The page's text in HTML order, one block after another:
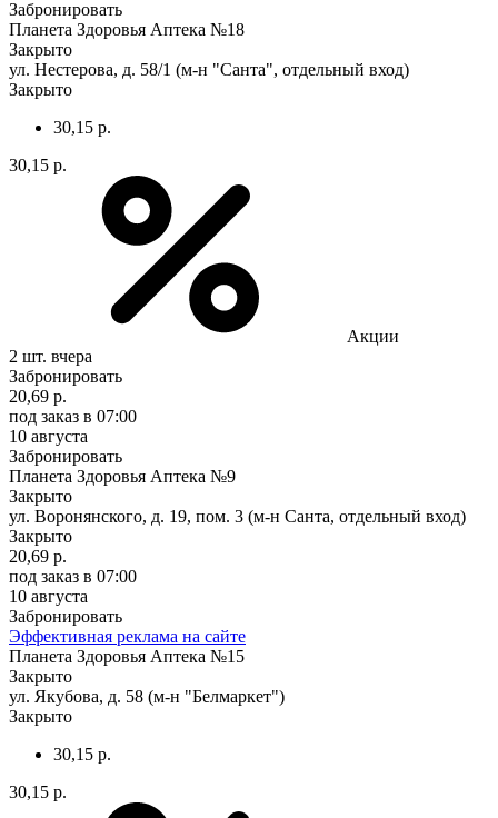
Забронировать
Планета Здоровья Аптека №18
Закрыто
ул. Нестерова, д. 58/1 (м-н "Санта", отдельный вход)
Закрыто
30,15 р.
30,15 р.
Акции
2 шт. вчера
Забронировать
20,69 р.
под заказ в 07:00
10 августа
Забронировать
Планета Здоровья Аптека №9
Закрыто
ул. Воронянского, д. 19, пом. 3 (м-н Санта, отдельный вход)
Закрыто
20,69 р.
под заказ в 07:00
10 августа
Забронировать
Эффективная реклама на сайте
Планета Здоровья Аптека №15
Закрыто
ул. Якубова, д. 58 (м-н "Белмаркет")
Закрыто
30,15 р.
30,15 р.